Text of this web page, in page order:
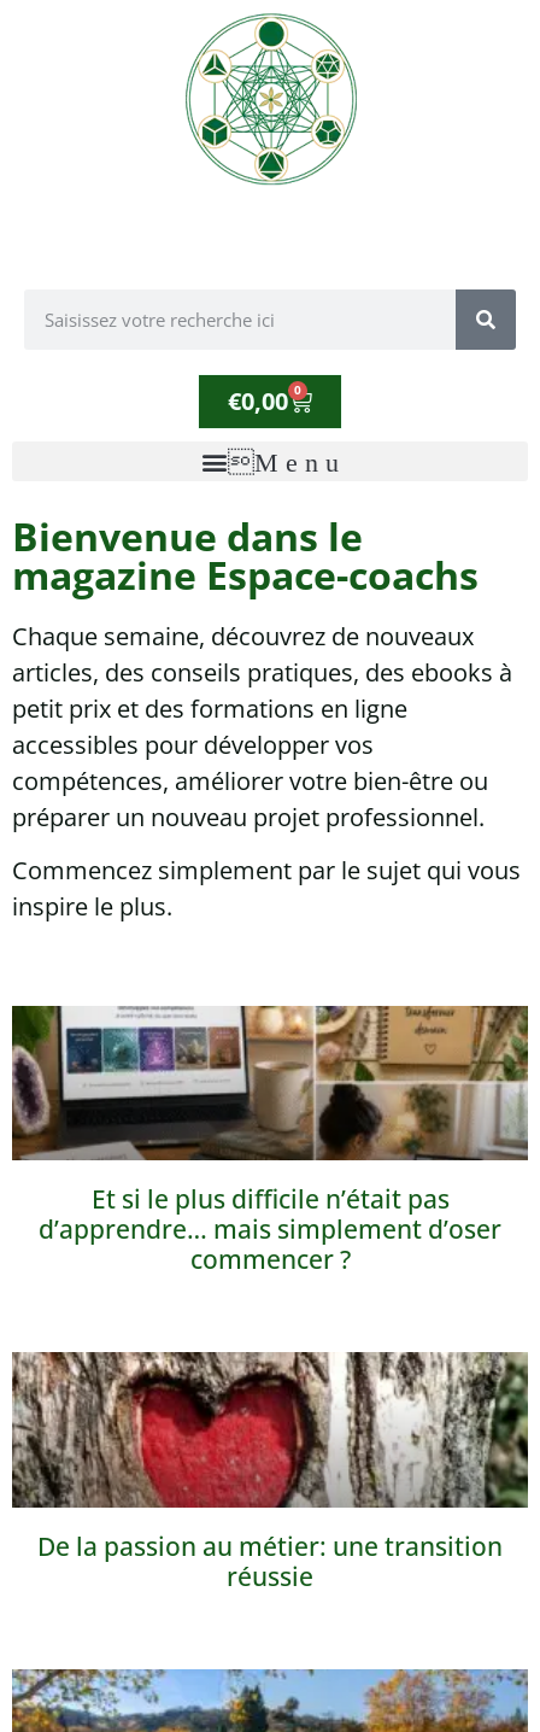
€0,00 0
Bienvenue dans le
magazine Espace-coachs
Chaque semaine, découvrez de nouveaux
articles, des conseils pratiques, des ebooks à
petit prix et des formations en ligne
accessibles pour développer vos
compétences, améliorer votre bien-être ou
préparer un nouveau projet professionnel.
Commencez simplement par le sujet qui vous
inspire le plus.
Et si le plus difficile n’était pas
d’apprendre… mais simplement d’oser
commencer ?
De la passion au métier: une transition
réussie